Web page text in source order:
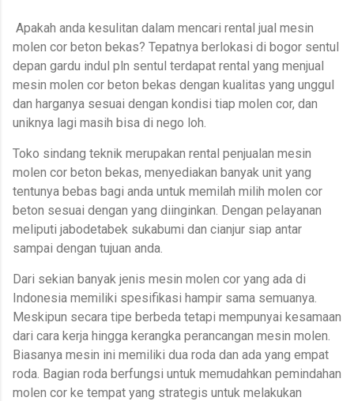
Apakah anda kesulitan dalam mencari rental jual mesin
molen cor beton bekas? Tepatnya berlokasi di bogor sentul
depan gardu indul pln sentul terdapat rental yang menjual
mesin molen cor beton bekas dengan kualitas yang unggul
dan harganya sesuai dengan kondisi tiap molen cor, dan
uniknya lagi masih bisa di nego loh.
Toko sindang teknik merupakan rental penjualan mesin
molen cor beton bekas, menyediakan banyak unit yang
tentunya bebas bagi anda untuk memilah milih molen cor
beton sesuai dengan yang diinginkan. Dengan pelayanan
meliputi jabodetabek sukabumi dan cianjur siap antar
sampai dengan tujuan anda.
Dari sekian banyak jenis mesin molen cor yang ada di
Indonesia memiliki spesifikasi hampir sama semuanya.
Meskipun secara tipe berbeda tetapi mempunyai kesamaan
dari cara kerja hingga kerangka perancangan mesin molen.
Biasanya mesin ini memiliki dua roda dan ada yang empat
roda. Bagian roda berfungsi untuk memudahkan pemindahan
molen cor ke tempat yang strategis untuk melakukan